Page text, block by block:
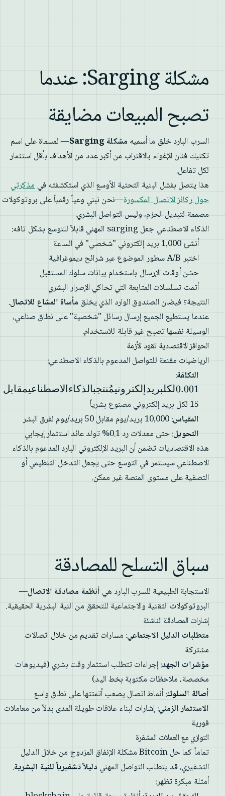
مشكلة Sarging: عندما
تصبح المبيعات مضايقة
السرب البارد خلق ما أسميهمشكلة Sarging
—المسماة على اسم
تكتيك فنان الإغواء بالاقتراب من أكبر عدد من الأهداف بأقل استثمار
لكل تفاعل.
هذا يتصل بفشل البنية التحتية الأوسع الذي استكشفته فيمذكرتي
حول ركائز الاتصال المكسورة—نحن نبني وعياً رقمياً على بروتوكولات
مصممة لتبديل الحزم، وليس التواصل البشري.
الذكاء الاصطناعي جعل sarging المهني قابلاً للتوسع بشكل تافه:
أنشئ 1,000 بريد إلكتروني "شخصي" في الساعة
اختبر A/B سطور الموضوع عبر شرائح ديموغرافية
حسّن أوقات الإرسال باستخدام بيانات سلوك المستقبل
أتمت تسلسلات المتابعة التي تحاكي الإصرار البشري
النتيجة؟ فيضان الصندوق الوارد الذي يخلقمأساة المشاع للاتصال.
عندما يستطيع الجميع إرسال رسائل "شخصية" على نطاق صناعي،
الوسيلة نفسها تصبح غير قابلة للاستخدام.
الحوافز الاقتصادية تقود الأزمة
الرياضيات مقنعة للتواصل المدعوم بالذكاء الاصطناعي:
التكلفة:
بريد
إلكتروني
مُنتج
بالذكاء
الاصطناعي
مقابل
0.001لكلبريدإلكترونيمُنتجبالذكاءالاصطناعيمقابل
15 لكل بريد إلكتروني مصنوع بشرياً
المقياس: 10,000 بريد/يوم مقابل 50 بريد/يوم لفرق البشر
التحويل: حتى معدلات رد 0.1% تولد عائد استثمار إيجابي
هذه الاقتصاديات تضمن أن البريد الإلكتروني البارد المدعوم بالذكاء
الاصطناعي سيستمر في التوسع حتى يجعل التدخل التنظيمي أو
التصفية على مستوى المنصة غير ممكن.
سباق التسلح للمصادقة
الاستجابة الطبيعية للسرب البارد هيأنظمة مصادقة الاتصال—
البروتوكولات التقنية والاجتماعية للتحقق من النية البشرية الحقيقية.
إشارات المصادقة الناشئة
متطلبات الدليل الاجتماعي: مسارات تقديم من خلال اتصالات
مشتركة
مؤشرات الجهد: إجراءات تتطلب استثمار وقت بشري (فيديوهات
مخصصة، ملاحظات مكتوبة بخط اليد)
أصالة السلوك: أنماط اتصال يصعب أتمتتها على نطاق واسع
الاستثمار الزمني: إشارات لبناء علاقات طويلة المدى بدلاً من معاملات
فورية
التوازي مع العملات المشفرة
تماماً كما حل Bitcoin مشكلة الإنفاق المزدوج من خلال الدليل
التشفيري، قد يتطلب التواصل المهنيدليلاً تشفيرياً للنية البشرية.
أمثلة مبكرة تظهر: